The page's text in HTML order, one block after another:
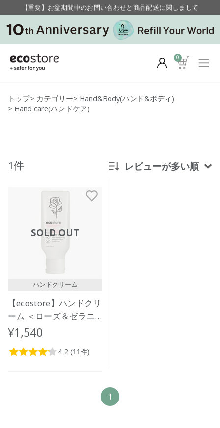
【重要】お盆期間中のお問い合わせと商品配送に関しまして
毎月お得にポイントが貯まる！ “月のポイントアップデー”
0
トップ> カテゴリー> Hand&Body(ハンド&ボディ)
> Hand care(ハンドケア)
1件 レビューが多い順
SOLD OUT
ハンドクリーム
【ecostore】ハンドクリ
ーム ＜ローズ＆ゼラニ
ウム＞
¥1,540
1